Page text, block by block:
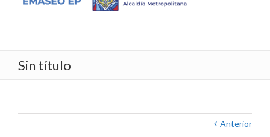
Sin título
Anterior